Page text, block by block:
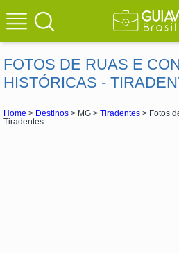
FOTOS DE RUAS E
HISTÓRICAS -
Home > Destinos > MG > Tiradentes > Fotos
Tiradentes